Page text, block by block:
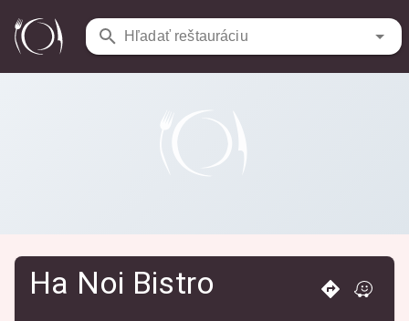
Hľadať reštauráciu
Reštaurácie / Ha Noi Bistro
Ha Noi Bistro